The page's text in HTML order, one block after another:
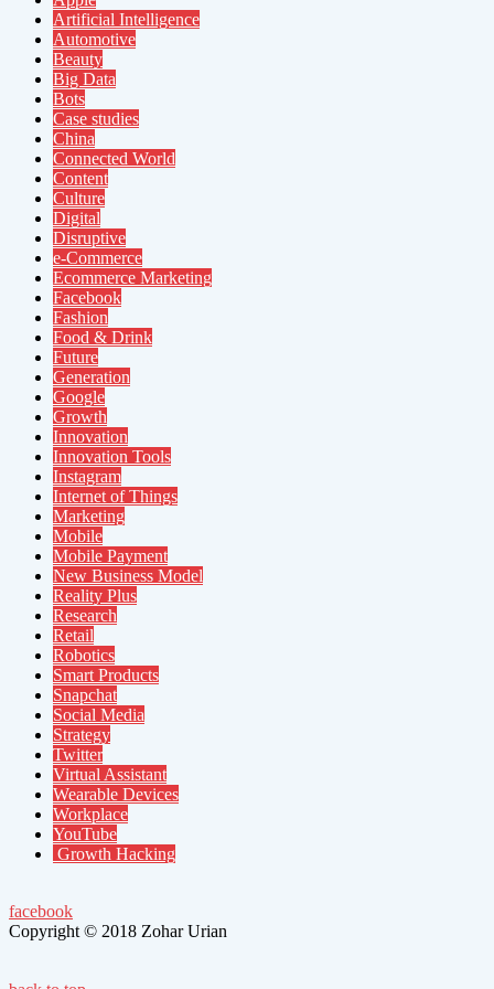
Artificial Intelligence
Automotive
Beauty
Big Data
Bots
Case studies
China
Connected World
Content
Culture
Digital
Disruptive
e-Commerce
Ecommerce Marketing
Facebook
Fashion
Food & Drink
Future
Generation
Google
Growth
Innovation
Innovation Tools
Instagram
Internet of Things
Marketing
Mobile
Mobile Payment
New Business Model
Reality Plus
Research
Retail
Robotics
Smart Products
Snapchat
Social Media
Strategy
Twitter
Virtual Assistant
Wearable Devices
Workplace
YouTube
Growth Hacking
facebook
Copyright © 2018 Zohar Urian